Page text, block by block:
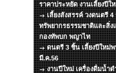
ราคาประหยัด งานเลี้ยงปี
เลี้ยงสังสรรค์ วงดนตรี
ทรัพยากรธรรมชาติและสิ่
กองทัพบก พญาไท
ดนตรี 3 ชิ้น เลี้ยงปีใหม่
มี.ค.56
งานปีใหม่ เครื่องดื่มน้ำ